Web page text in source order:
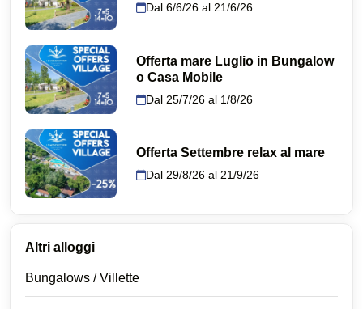
Dal 6/6/26 al 21/6/26
Offerta mare Luglio in Bungalow
o Casa Mobile
Dal 25/7/26 al 1/8/26
Offerta Settembre relax al mare
Dal 29/8/26 al 21/9/26
Altri alloggi
Bungalows / Villette